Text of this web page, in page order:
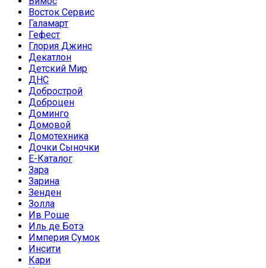
Восток Сервис
Галамарт
Гефест
Глория Джинс
Декатлон
Детский Мир
ДНС
Добрострой
Доброцен
Доминго
Домовой
Домотехника
Дочки Сыночки
Е-Каталог
Зара
Зарина
Зенден
Золла
Ив Роше
Иль де Ботэ
Империя Сумок
Инсити
Кари